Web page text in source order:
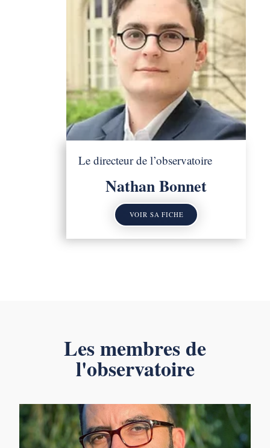
Le directeur de l’observatoire
Nathan Bonnet
VOIR SA FICHE
Les membres de
l'observatoire